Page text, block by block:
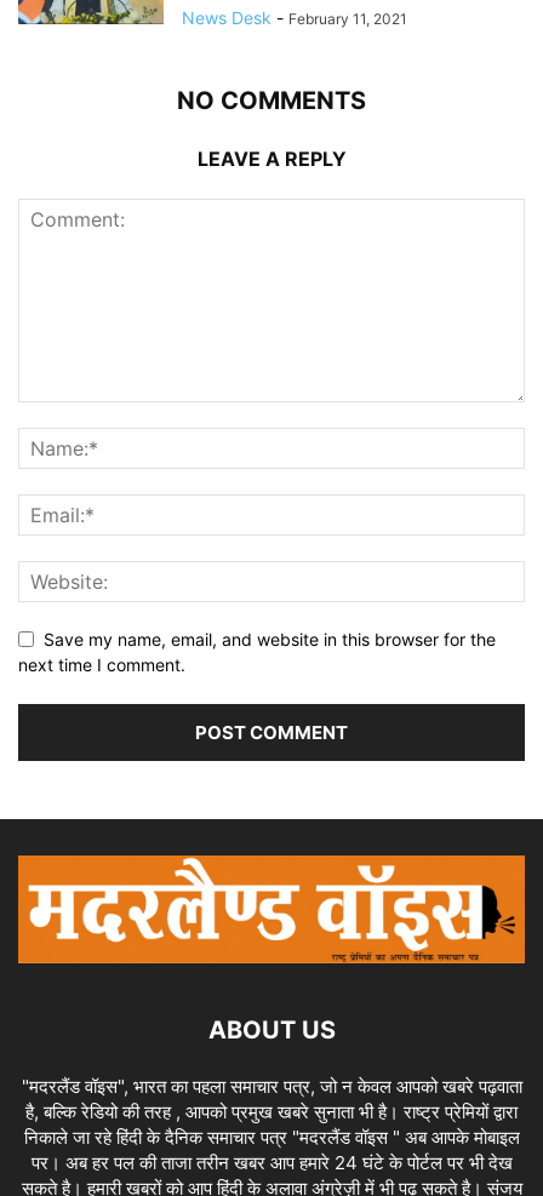
News Desk - February 11, 2021
NO COMMENTS
LEAVE A REPLY
Save my name, email, and website in this browser for the
next time I comment.
ABOUT US
"मदरलैंड वॉइस", भारत का पहला समाचार पत्र, जो न केवल आपको खबरे पढ़वाता
है, बल्कि रेडियो की तरह , आपको प्रमुख खबरे सुनाता भी है। राष्ट्र प्रेमियों द्वारा
निकाले जा रहे हिंदी के दैनिक समाचार पत्र "मदरलैंड वॉइस " अब आपके मोबाइल
पर। अब हर पल की ताजा तरीन खबर आप हमारे 24 घंटे के पोर्टल पर भी देख
सकते है। हमारी खबरों को आप हिंदी के अलावा अंग्रेज़ी में भी पढ़ सकते है। संजय